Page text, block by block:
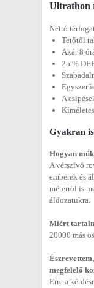
Ultrathon
Nettó
Tetőtől
Akár 8
25 %
A
Gyakran
Hogyan
A vérszívó
emberek és
méterről is
áldozatukra.
Miért
20000 más
megfelelő
Erre a